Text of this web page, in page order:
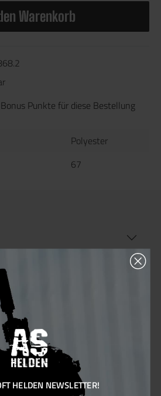
Warenkorb
Punkte für diese Bestellung
Polyester
67
"Invader Gear
Action Gen II Mag
5.56 Single Direct Action Gen
eine robuste und zuverlässige
alle gängigen5.56-mm
M16/STANAG). Sie nimmt
hält dieses durch eine
HELDEN NEWSLETTER!